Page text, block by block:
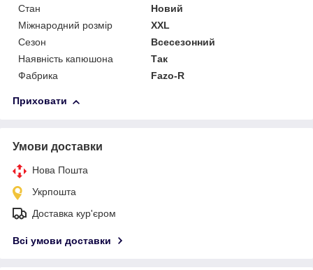
Стан
Новий
Міжнародний розмір
XXL
Сезон
Всесезонний
Наявність капюшона
Так
Фабрика
Fazo-R
Приховати
Умови доставки
Нова Пошта
Укрпошта
Доставка кур'єром
Всі умови доставки